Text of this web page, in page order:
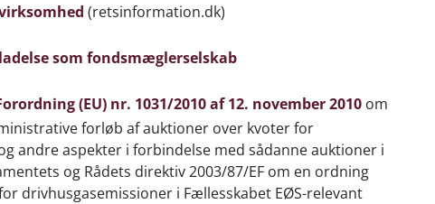
(retsinformation.dk)
som fondsmæglerselskab
(EU) nr. 1031/2010 af 12. november 2010 om
forløb af auktioner over kvoter for
andre aspekter i forbindelse med sådanne auktioner i
og Rådets direktiv 2003/87/EF om en ordning
drivhusgasemissioner i Fællesskabet EØS-relevant